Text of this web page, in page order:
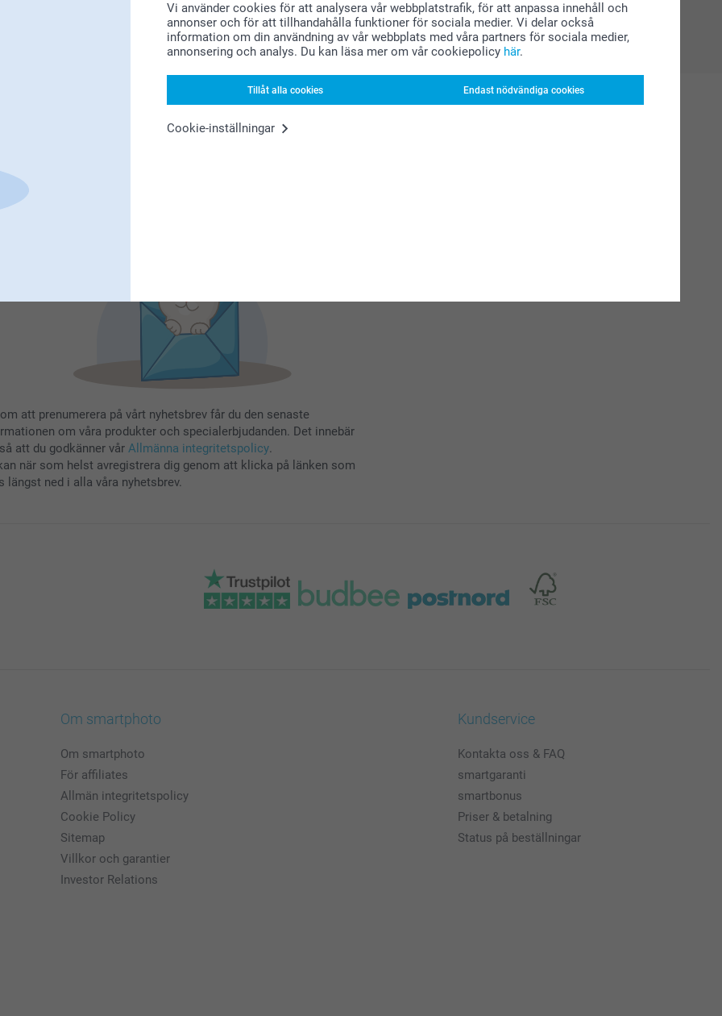
Vi använder cookies för att analysera vår webbplatstrafik, för att anpassa innehåll och
annonser och för att tillhandahålla funktioner för sociala medier. Vi delar också
information om din användning av vår webbplats med våra partners för sociala medier,
annonsering och analys. Du kan läsa mer om vår cookiepolicy här.
Tillåt alla cookies Endast nödvändiga cookies
Cookie-inställningar
Förstklassig kundservice
dig
att prenumerera på vårt nyhetsbrev får du den senaste
om våra produkter och specialerbjudanden. Det innebär
att du godkänner vår Allmänna integritetspolicy.
när som helst avregistrera dig genom att klicka på länken som
längst ned i alla våra nyhetsbrev.
Om smartphoto
Om smartphoto
För affiliates
Allmän integritetspolicy
Cookie Policy
Sitemap
Villkor och garantier
Investor Relations
Kundservice
Kontakta oss & FAQ
smartgaranti
smartbonus
Priser & betalning
Status på beställningar